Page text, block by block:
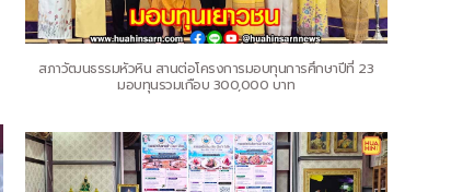
สภาวัฒนธรรมหัวหิน สานต่อโครงการมอบทุนการศึกษาปีที่ 23
มอบทุนรวมเกือบ 300,000 บาท